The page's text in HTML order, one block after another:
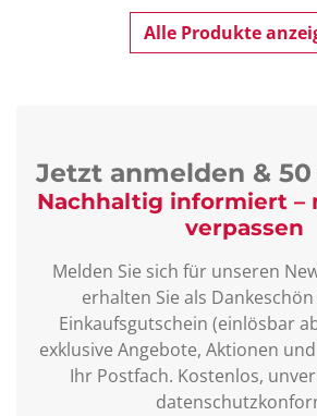
Alle Produkte
Jetzt anmelden &
Nachhaltig informiert –
verpassen
Melden Sie sich für unseren
erhalten Sie als
Einkaufsgutschein (einlösbar
exklusive Angebote, Aktionen
Ihr Postfach. Kostenlos,